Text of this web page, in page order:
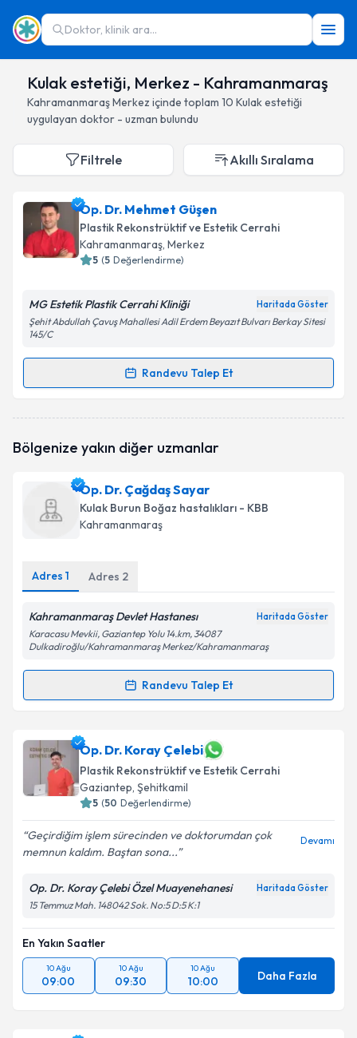
Doktor, klinik ara...
Kulak estetiği, Merkez - Kahramanmaraş
KahramanmaraşMerkez içinde toplam 10 Kulak estetiği
uygulayan doktor - uzman bulundu
Filtrele Akıllı Sıralama
Op. Dr. Mehmet Güşen
Plastik Rekonstrüktif ve Estetik Cerrahi
Kahramanmaraş, Merkez
5 (5 Değerlendirme)
MG Estetik Plastik Cerrahi Kliniği Haritada Göster
Şehit Abdullah Çavuş Mahallesi Adil Erdem Beyazıt Bulvarı Berkay Sitesi
145/C
Randevu Talep Et
Randevu Takvimi Talebi
oluşturun. Size bu uzmandan randevu almanız için bir
E-posta Adresiniz
Kişisel verilerimin işlenmesine ilişkin
Metni'ni okudum ve kişisel verilerimin belirtilen
Bölgenize yakın diğer uzmanlar
Op. Dr. Çağdaş Sayar
Kulak Burun Boğaz hastalıkları - KBB
Kahramanmaraş
Adres 1 Adres 2
Kahramanmaraş Devlet Hastanesı Haritada Göster
Karacasu Mevkii, Gaziantep Yolu 14.km, 34087
Dulkadiroğlu/Kahramanmaraş Merkez/Kahramanmaraş
Randevu Talep Et
Randevu Takvimi Talebi
Op. Dr. Çağdaş Sayariçin randevu takvimi talebi
oluşturun. Size bu uzmandan randevu almanız için bir
takvim hazırlandığında e-posta ile bilgilendireceğiz.
E-posta Adresiniz
Kişisel verilerimin işlenmesine ilişkin
Aydınlatma
Metni'ni okudum ve kişisel verilerimin belirtilen
Takvim Talebini Gönder
Op. Dr. Koray Çelebi
Plastik Rekonstrüktif ve Estetik Cerrahi
Gaziantep, Şehitkamil
5 (50 Değerlendirme)
Geçirdiğim işlem sürecinden ve doktorumdan çok
memnun kaldım. Baştan sona...
Devamı
Op. Dr. Koray Çelebi Özel Muayenehanesi Haritada Göster
15 Temmuz Mah. 148042 Sok. No:5 D:5 K:1
En Yakın Saatler
10 Ağu
09:00
10 Ağu
09:30
10 Ağu
10:00 Daha Fazla